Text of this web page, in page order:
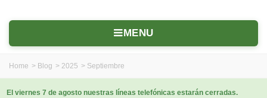
MENU
Home > Blog > 2025 > Septiembre
El viernes 7 de agosto nuestras líneas telefónicas estarán cerradas.